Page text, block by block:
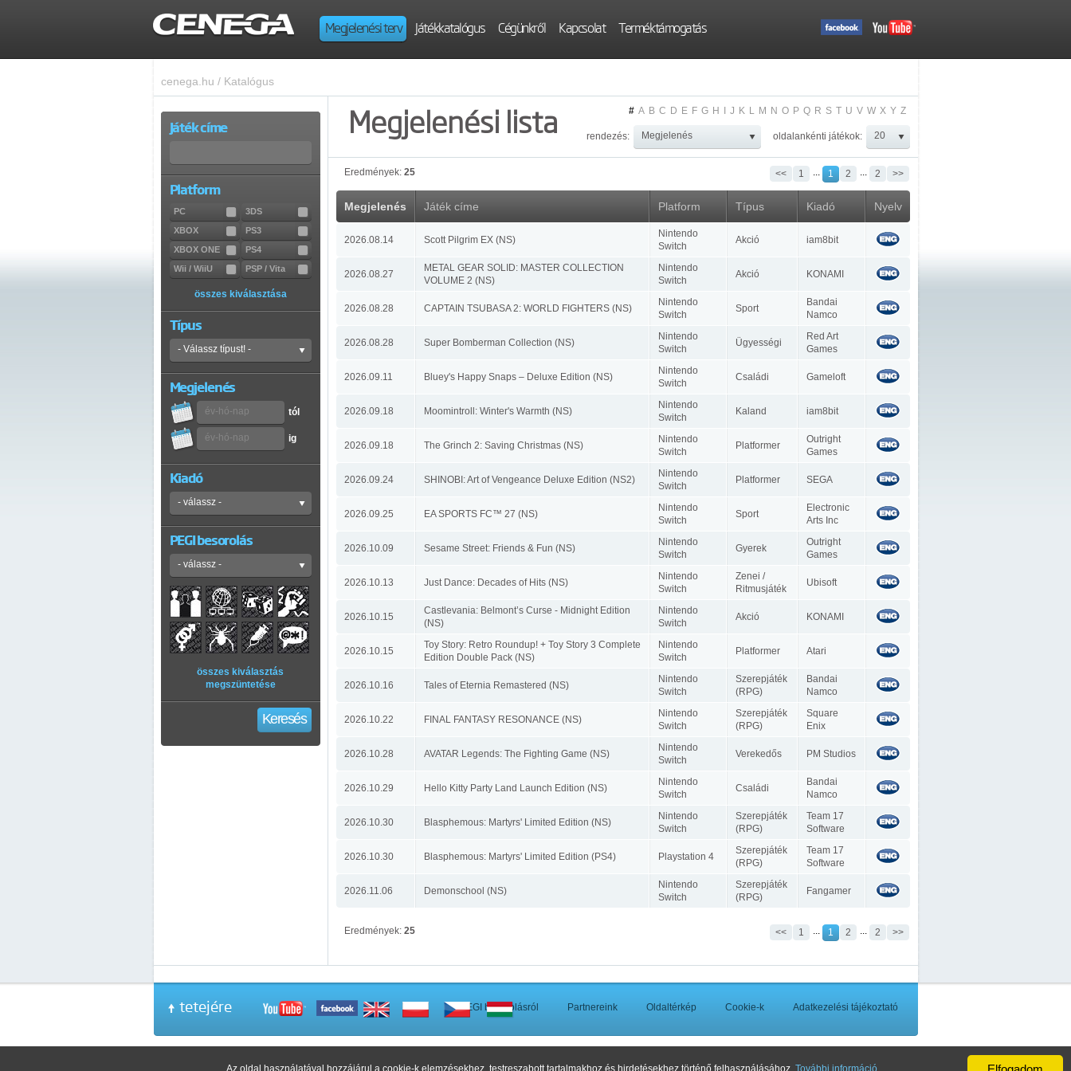
Megjelenési terv Játékkatalógus Cégünkről Kapcsolat Terméktámogatás
cenega.hu / Katalógus
Játék címe
Platform
PC
3DS
XBOX
PS3
XBOX ONE
PS4
Wii / WiiU
PSP / Vita
összes kiválasztása
Típus
Megjelenés
tól
ig
Kiadó
PEGI besorolás
összes kiválasztás
megszüntetése
Keresés
Megjelenési lista # A B C D E F G H J K L M N O P Q R S T U V W X Y Z
rendezés: oldalankénti játékok:
Eredmények: 25 << 1 ... 1 2 ... 2 >>
Megjelenés Játék címe Platform Típus Kiadó Nyelv
2026.08.14 Scott Pilgrim EX (NS)
Nintendo
Switch
Akció iam8bit
2026.08.27
METAL GEAR SOLID: MASTER COLLECTION
VOLUME 2 (NS)
Nintendo
Switch
Akció KONAMI
2026.08.28 CAPTAIN TSUBASA 2: WORLD FIGHTERS (NS)
Nintendo
Switch
Sport
Bandai
Namco
2026.08.28 Super Bomberman Collection (NS)
Nintendo
Switch
Ügyességi
Red Art
Games
2026.09.11 Bluey's Happy Snaps – Deluxe Edition (NS)
Nintendo
Switch
Családi Gameloft
2026.09.18 Moomintroll: Winter's Warmth (NS)
Nintendo
Switch
Kaland iam8bit
2026.09.18 The Grinch 2: Saving Christmas (NS)
Nintendo
Switch
Platformer
Outright
Games
2026.09.24 SHINOBI: Art of Vengeance Deluxe Edition (NS2)
Nintendo
Switch
Platformer SEGA
2026.09.25 EA SPORTS FC™ 27 (NS)
Nintendo
Switch
Sport
Electronic
Arts Inc
2026.10.09 Sesame Street: Friends & Fun (NS)
Nintendo
Switch
Gyerek
Outright
Games
2026.10.13 Just Dance: Decades of Hits (NS)
Nintendo
Switch
Zenei /
Ritmusjáték
Ubisoft
2026.10.15
Castlevania: Belmont’s Curse - Midnight Edition
(NS)
Nintendo
Switch
Akció KONAMI
2026.10.15
Toy Story: Retro Roundup! + Toy Story 3 Complete
Edition Double Pack (NS)
Nintendo
Switch
Platformer Atari
2026.10.16 Tales of Eternia Remastered (NS)
Nintendo
Switch
Szerepjáték
(RPG)
Bandai
Namco
2026.10.22 FINAL FANTASY RESONANCE (NS)
Nintendo
Switch
Szerepjáték
(RPG)
Square
Enix
2026.10.28 AVATAR Legends: The Fighting Game (NS)
Nintendo
Switch
Verekedős PM Studios
2026.10.29 Hello Kitty Party Land Launch Edition (NS)
Nintendo
Switch
Családi
Bandai
Namco
2026.10.30 Blasphemous: Martyrs' Limited Edition (NS)
Nintendo
Switch
Szerepjáték
(RPG)
Team 17
Software
2026.10.30 Blasphemous: Martyrs' Limited Edition (PS4) Playstation 4
Szerepjáték
(RPG)
Team 17
Software
2026.11.06 Demonschool (NS)
Nintendo
Switch
Szerepjáték
(RPG)
Fangamer
Eredmények: 25 << 1 ... 1 2 ... 2 >>
tetejére A PEGI besorolásról Partnereink Oldaltérkép Cookie-k Adatkezelési tájékoztató
Copyright © 2026 Cenega Hungary Kft. Minden jog fenntartva. Az oldalt az Okinet Interactive Group s.c. készítette.
Az oldal használatával hozzájárul a cookie-k elemzésekhez, testreszabott tartalmakhoz és hirdetésekhez történő felhasználásához. További információ